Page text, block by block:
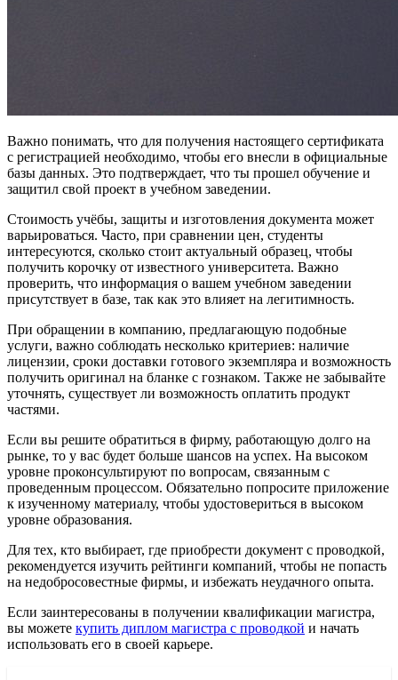
Важно понимать, что для получения настоящего сертификата
с регистрацией необходимо, чтобы его внесли в официальные
базы данных. Это подтверждает, что ты прошел обучение и
защитил свой проект в учебном заведении.
Стоимость учёбы, защиты и изготовления документа может
варьироваться. Часто, при сравнении цен, студенты
интересуются, сколько стоит актуальный образец, чтобы
получить корочку от известного университета. Важно
проверить, что информация о вашем учебном заведении
присутствует в базе, так как это влияет на легитимность.
При обращении в компанию, предлагающую подобные
услуги, важно соблюдать несколько критериев: наличие
лицензии, сроки доставки готового экземпляра и возможность
получить оригинал на бланке с гознаком. Также не забывайте
уточнять, существует ли возможность оплатить продукт
частями.
Если вы решите обратиться в фирму, работающую долго на
рынке, то у вас будет больше шансов на успех. На высоком
уровне проконсультируют по вопросам, связанным с
проведенным процессом. Обязательно попросите приложение
к изученному материалу, чтобы удостовериться в высоком
уровне образования.
Для тех, кто выбирает, где приобрести документ с проводкой,
рекомендуется изучить рейтинги компаний, чтобы не попасть
на недобросовестные фирмы, и избежать неудачного опыта.
Если заинтересованы в получении квалификации магистра,
вы можете купить диплом магистра с проводкой и начать
использовать его в своей карьере.